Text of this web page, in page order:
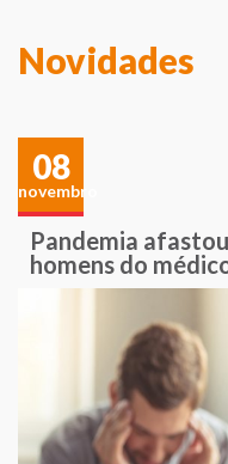
Novidades
08
novembro
Pandemia
homens do